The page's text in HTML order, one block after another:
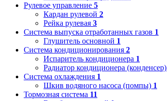
Рулевое управление 5
Кардан рулевой 2
Рейка рулевая 3
Система выпуска отработанных газов 1
Глушитель основной 1
Система кондиционирования 2
Испаритель кондиционера 1
Радиатор кондиционера (конденсер)
Система охлаждения 1
Шкив водяного насоса (помпы) 1
Тормозная система 11